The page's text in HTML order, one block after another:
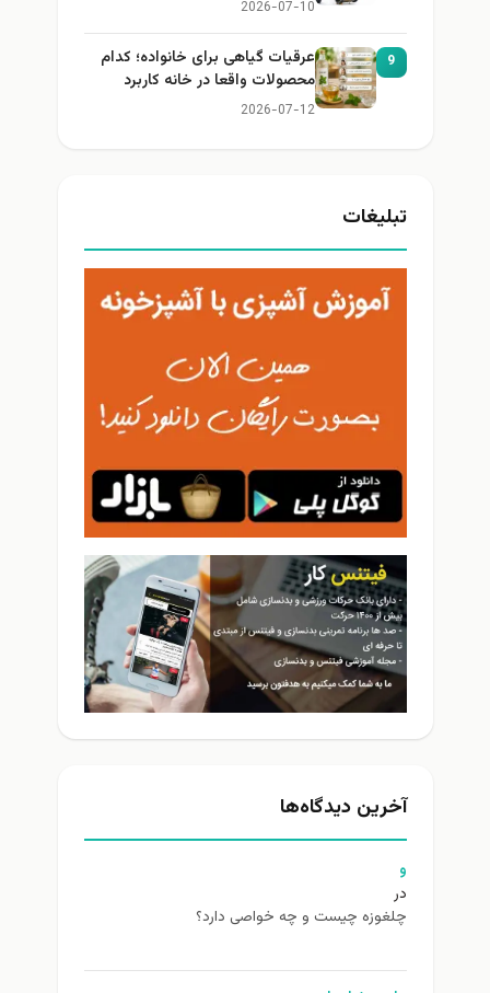
2026-07-10
9
عرقیات گیاهی برای خانواده؛ کدام
محصولات واقعا در خانه کاربرد
دارند؟
2026-07-12
تبلیغات
آخرین دیدگاه‌ها
و
در
چلغوزه چیست و چه خواصی دارد؟